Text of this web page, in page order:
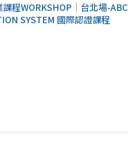
程WORKSHOP｜台北場-ABC
SYSTEM 國際認證課程